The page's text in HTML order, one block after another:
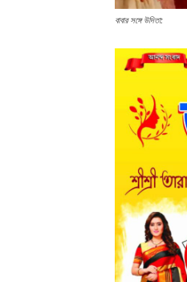
বাবার সঙ্গে উদিতা: